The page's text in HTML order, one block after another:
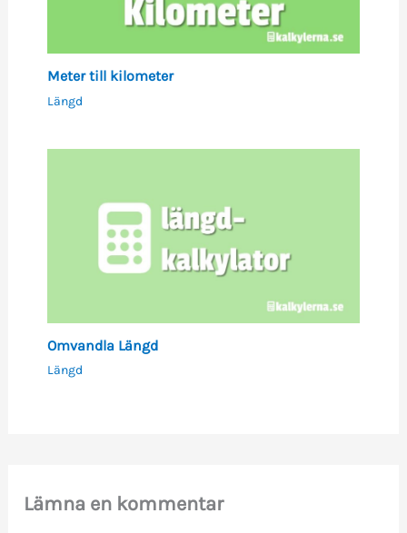
Meter till kilometer
Längd
Omvandla Längd
Längd
Lämna en kommentar